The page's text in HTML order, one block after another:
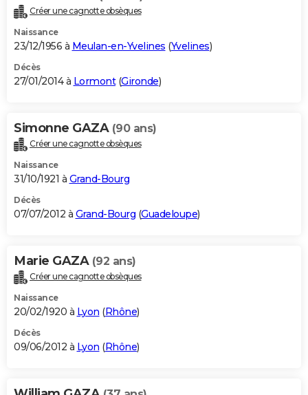
Créer une cagnotte obsèques
Naissance
23/12/1956 à Meulan-en-Yvelines (Yvelines)
Décès
27/01/2014 à Lormont(Gironde)
Simonne GAZA (90 ans)
Créer une cagnotte obsèques
Naissance
31/10/1921 à Grand-Bourg
Décès
07/07/2012 à Grand-Bourg (Guadeloupe)
Marie GAZA (92 ans)
Créer une cagnotte obsèques
Naissance
20/02/1920 à Lyon (Rhône)
Décès
09/06/2012 à Lyon (Rhône)